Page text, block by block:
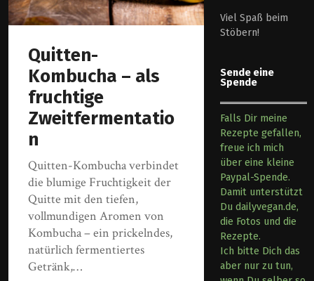
Quitten-
Kombucha – als
fruchtige
Zweitfermentatio
n
Quitten-Kombucha verbindet
die blumige Fruchtigkeit der
Quitte mit den tiefen,
vollmundigen Aromen von
Kombucha – ein prickelndes,
natürlich fermentiertes
Getränk,…
Viel Spaß beim
Stöbern!
Sende eine
Spende
Falls Dir meine
Rezepte gefallen,
freue ich mich
über eine kleine
Paypal-Spende.
Damit unterstützt
Du dailyvegan.de,
die Fotos und die
Rezepte.
Ich bitte Dich das
aber nur zu tun,